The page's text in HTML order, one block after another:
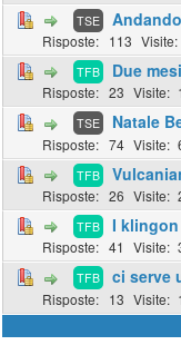
TSE
113
TFB Due
23
TSE Natale
74
TFB
26
TFB I
41
TFB ci serve
13